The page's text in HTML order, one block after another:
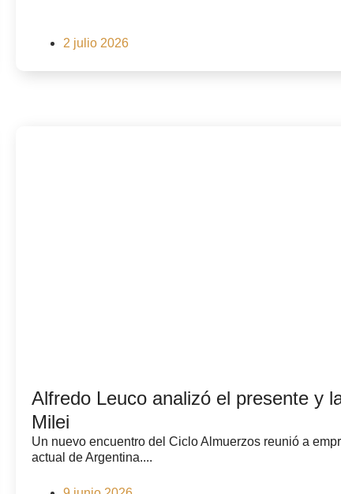
2 julio 2026
Alfredo Leuco analizó el presente y
Milei
Un nuevo encuentro del Ciclo Almuerzos reunió a
actual de Argentina....